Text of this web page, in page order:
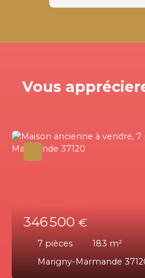
Vous
346 500 €
7 pièces 183 m²
Marigny-Marmande